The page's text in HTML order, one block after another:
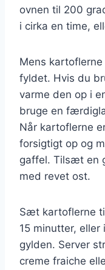
ovnen til 200
i cirka en time,
Mens
fyldet. Hvis du
varme den op i
bruge en
Når kartoflerne
forsigtigt op og
gaffel. Tilsæt en
med revet ost.
Sæt kartoflerne
15 minutter,
gylden. Server
creme fraiche